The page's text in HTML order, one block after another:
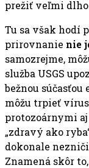
prežiť veľmi
Tu sa však hodí
prirovnanie nie
samozrejme,
služba USGS
bežnou
môžu trpieť
protozoárnymi
„zdravý ako
dokonale
Znamená skôr to,